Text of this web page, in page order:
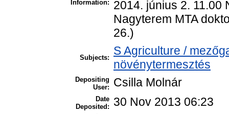
Information:
2014. június 2. 11.00
Nagyterem MTA
26.)
Subjects:
S Agriculture /
növénytermesztés
Depositing
User:
Csilla Molnár
Date
Deposited:
30 Nov 2013 06:23